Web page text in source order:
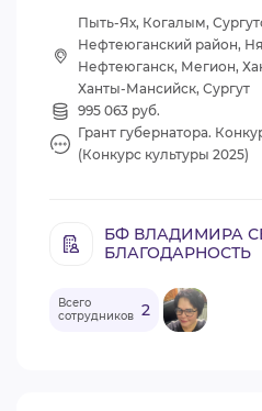
Пыть-Ях, Когалым,
Нефтеюганский район,
Нефтеюганск, Мегион,
Ханты-Мансийск, Сургут
995 063 руб.
Грант губернатора.
(Конкурс культуры 2025)
БФ ВЛАДИМИРА
БЛАГОДАРНОСТЬ
Всего
сотрудников 2